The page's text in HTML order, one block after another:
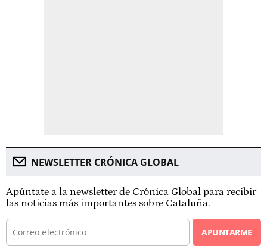
NEWSLETTER CRÓNICA GLOBAL
Apúntate a la newsletter de Crónica Global para recibir
las noticias más importantes sobre Cataluña.
APUNTARME